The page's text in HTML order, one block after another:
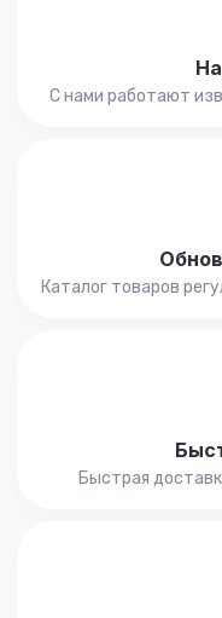
С нами работают
Каталог товаров
Быстрая